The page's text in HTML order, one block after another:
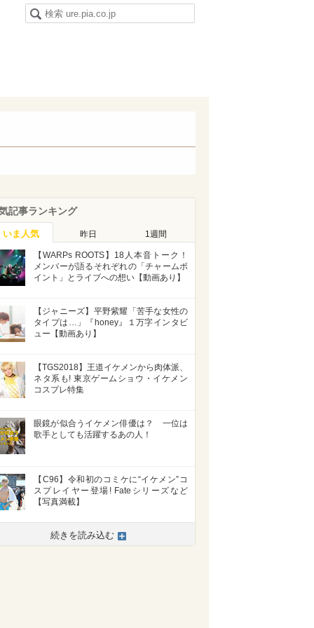
記事ランキング
いま人気 昨日 1週間
【WARPs ROOTS】18人本音トーク！
メンバーが語るそれぞれの「チャームポ
イント」とライブへの想い【動画あり】
【ジャニーズ】平野紫耀「苦手な女性の
タイプは…」『honey』１万字インタビ
ュー【動画あり】
【TGS2018】王道イケメンから肉体派、
ネタ系も! 東京ゲームショウ・イケメン
コスプレ特集
眼鏡が似合うイケメン俳優は？ 一位は
歌手としても活躍するあの人！
【C96】令和初のコミケに“イケメン”コ
スプレイヤー登場! Fateシリーズなど
【写真満載】
続きを読み込む